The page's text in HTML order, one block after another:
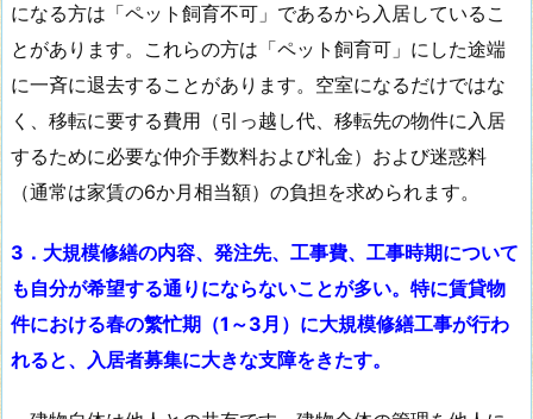
になる方は「ペット飼育不可」であるから入居しているこ
とがあります。これらの方は「ペット飼育可」にした途端
に一斉に退去することがあります。空室になるだけではな
く、移転に要する費用（引っ越し代、移転先の物件に入居
するために必要な仲介手数料および礼金）および迷惑料
（通常は家賃の6か月相当額）の負担を求められます。
3．大規模修繕の内容、発注先、工事費、工事時期について
も自分が希望する通りにならないことが多い。特に賃貸物
件における春の繁忙期（1～3月）に大規模修繕工事が行わ
れると、入居者募集に大きな支障をきたす。